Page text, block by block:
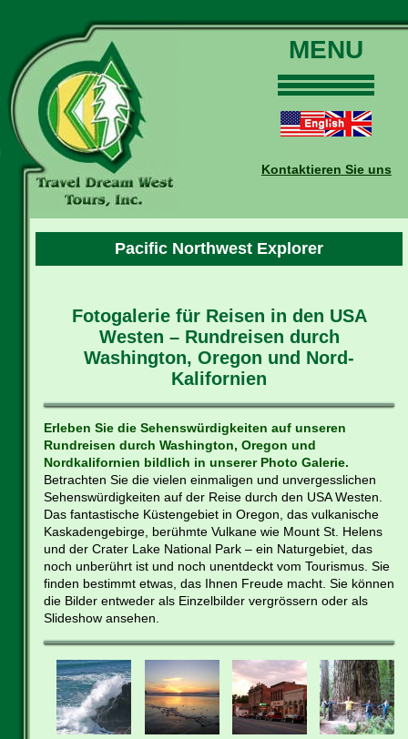
MENU
Touren
Daten und Preise
Buchungen
Auskünfte
Kontaktieren Sie uns
Pacific Northwest Explorer
Fotogalerie für Reisen in den USA
Westen – Rundreisen durch
Washington, Oregon und Nord-
Kalifornien
Erleben Sie die Sehenswürdigkeiten auf unseren
Rundreisen durch Washington, Oregon und
Nordkalifornien bildlich in unserer Photo Galerie.
Betrachten Sie die vielen einmaligen und unvergesslichen
Sehenswürdigkeiten auf der Reise durch den USA Westen.
Das fantastische Küstengebiet in Oregon, das vulkanische
Kaskadengebirge, berühmte Vulkane wie Mount St. Helens
und der Crater Lake National Park – ein Naturgebiet, das
noch unberührt ist und noch unentdeckt vom Tourismus. Sie
finden bestimmt etwas, das Ihnen Freude macht. Sie können
die Bilder entweder als Einzelbilder vergrössern oder als
Slideshow ansehen.